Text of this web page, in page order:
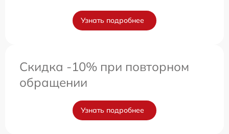
Узнать подробнее
Скидка -10% при повторном
обращении
Узнать подробнее